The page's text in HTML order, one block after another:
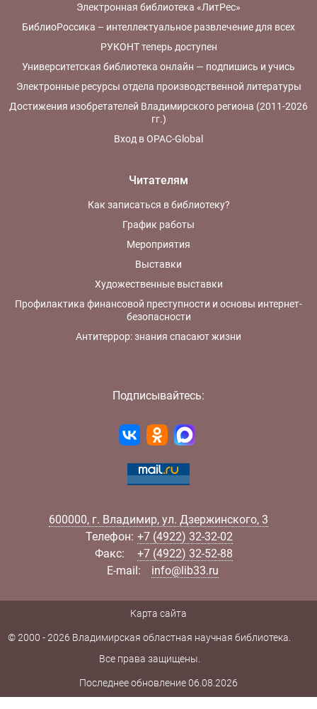
Электронная библиотека «ЛитРес»
БиблиоРоссика – интеллектуальное развлечение для всех
РУКОНТ теперь доступен
Университетская библиотека онлайн — подпишись и учись
Электронные ресурсы отдела производственной литературы
Достижения изобретателей Владимирского региона (2011-2026
гг.)
Вход в OPAC-Global
Читателям
Как записаться в библиотеку?
График работы
Мероприятия
Выставки
Художественные выставки
Профилактика финансовой преступности и основы интернет-
безопасности
Антитеррор: знания спасают жизни
Подписывайтесь:
600000, г. Владимир, ул. Дзержинского, 3
Телефон: +7 (4922) 32-32-02
Факс:
+7 (4922) 32-52-88
E-mail:
info@lib33.ru
© 2000 - 2026 Владимирская областная научная библиотека.
Все права защищены.
Карта сайта
Последнее обновление 06.08.2026